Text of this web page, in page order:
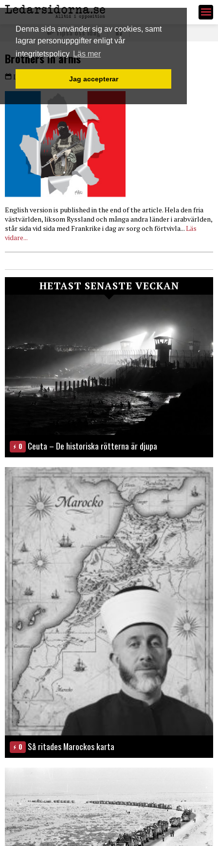
Denna sida använder sig av cookies, samt
lagrar personuppgifter enligt vår
integritetspolicy Läs mer
Jag accepterar
Ledarsidorna.se
Tipsa oss idag
Brothers in arms
Lördag 14 nov 2015 PLUS
English version is published in the end of the article. Hela den fria
västvärlden, liksom Ryssland och många andra länder i arabvärlden,
står sida vid sida med Frankrike i dag av sorg och förtvivla...Läs
vidare...
HETAST SENASTE VECKAN
0 Ceuta – De historiska rötterna är djupa
0 Så ritades Marockos karta